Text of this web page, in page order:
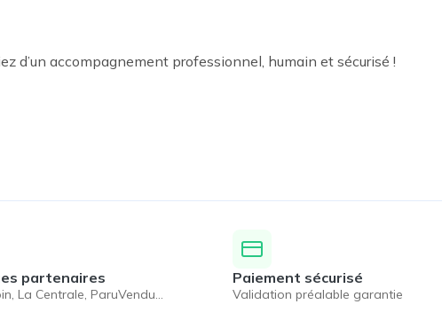
d’un accompagnement professionnel, humain et sécurisé !
partenaires
La Centrale, ParuVendu…
Paiement sécurisé
Validation préalable garantie